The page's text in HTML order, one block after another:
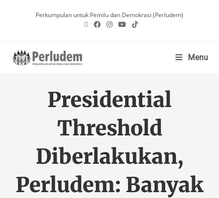
Perkumpulan untuk Pemilu dan Demokrasi (Perludem)
Menu
Presidential
Threshold
Diberlakukan,
Perludem: Banyak